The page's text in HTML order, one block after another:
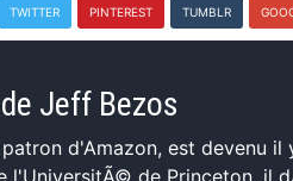
TWITTER PINTEREST TUMBLR
Jeff Bezos
d'Amazon, est devenu
l'UniversitÃ© de Princeton, il